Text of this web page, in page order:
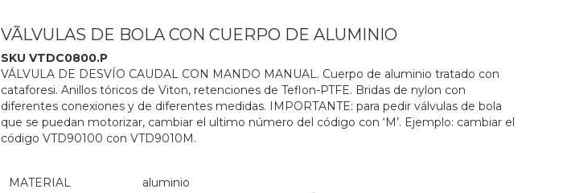
VÃLVULAS DE BOLA CON CUERPO DE ALUMINIO
SKU VTDC0800.P
VÁLVULA DE DESVÍO CAUDAL CON MANDO MANUAL. Cuerpo de aluminio tratado con
cataforesi. Anillos tóricos de Viton, retenciones de Teflon-PTFE. Bridas de nylon con
diferentes conexiones y de diferentes medidas. IMPORTANTE: para pedir válvulas de bola
que se puedan motorizar, cambiar el ultimo número del código con ‘M’. Ejemplo: cambiar el
código VTD90100 con VTD9010M.
MATERIAL
aluminio